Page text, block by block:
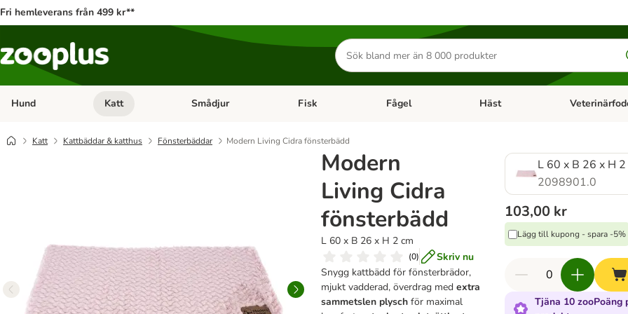
Fri hemleverans från 499 kr**
Sök
efter
produkter
Hund Open category menu: Hund
Katt Open category menu: Katt
Smådjur Open category menu: Smådjur
Fisk Open category menu: Fisk
Fågel Open category menu: Fågel
Häst Open category
Katt Kattbäddar & katthus Fönsterbäddar Modern Living Cidra fönsterbädd
Modern
Living Cidra
fönsterbädd
L 60 x B 26 x H 2 cm
(0)
Skriv nu
Snygg kattbädd för fönsterbrädor,
mjukt vadderad, överdrag medextra
sammetslen plyschför maximal
L 60 x B 26 x H 2
2098901.0
103,00 kr
Lägg till kupong - spara -5%
Tjäna 10 zooPoäng